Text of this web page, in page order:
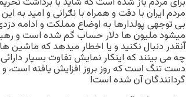
مردم ایران با دقت و همراه با نګرانی و امید به
بی توجهی پولدارها به اوضاع مملکت و ادامه
میشود ملیون ها دلار حساب گم شده است و رهبر
آنقدر دنبال نکنید و یا اخطار میدهد که ماشین
چه می بینند که اینکار نمایش تفاوت بسیار
دست تنگ است که روز بروز افزایش یافته
گردانندگان آن شده است!